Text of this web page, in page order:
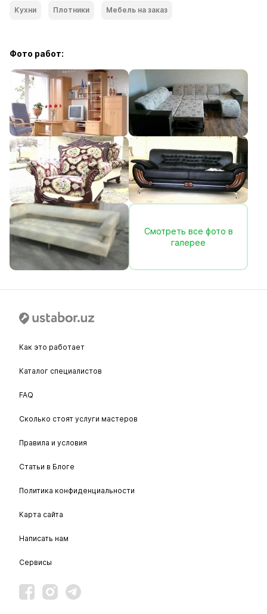
Кухни Плотники Мебель на заказ
Фото работ:
Смотреть все фото в
галерее
Как это работает
Каталог специалистов
FAQ
Сколько стоят услуги мастеров
Правила и условия
Статьи в Блоге
Политика конфиденциальности
Карта сайта
Написать нам
Сервисы